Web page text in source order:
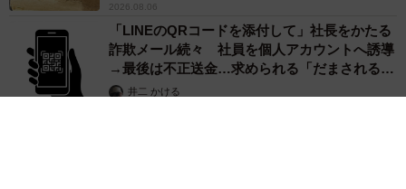
2026.08.06
「LINEのQRコードを添付して」社長をかたる
詐欺メール続々 社員を個人アカウントへ誘導
→最後は不正送金…求められる「だまされる前
提」の対策
井二 かける